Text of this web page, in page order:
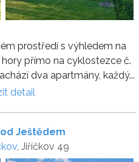
prostředí s výhledem na
přímo na cyklostezce č.
dva apartmány, každý...
detail
Ještědem
, Jiříčkov 49